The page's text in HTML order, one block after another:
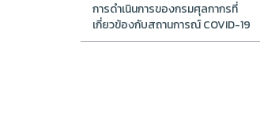
การดำเนินการของกรมศุลกากรที่
เกี่ยวข้องกับสถานการณ์ COVID-19